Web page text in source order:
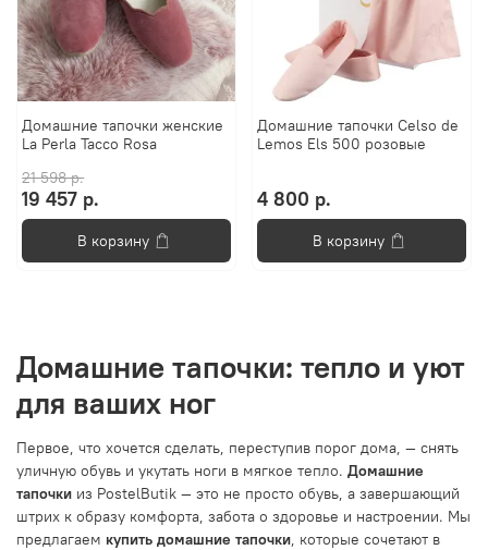
Домашние тапочки женские
La Perla Tacco Rosa
21 598 р.
19 457 р.
В корзину
Домашние тапочки Celso de
Lemos Els 500 розовые
4 800 р.
В корзину
Домашние тапочки: тепло и уют
для ваших ног
Первое, что хочется сделать, переступив порог дома, — снять
уличную обувь и укутать ноги в мягкое тепло. Домашние
тапочки из PostelButik — это не просто обувь, а завершающий
штрих к образу комфорта, забота о здоровье и настроении. Мы
предлагаем купить домашние тапочки, которые сочетают в